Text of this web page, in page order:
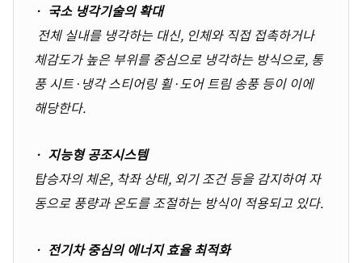
· 국소 냉각기술의 확대
전체 실내를 냉각하는 대신, 인체와 직접 접촉하거나
체감도가 높은 부위를 중심으로 냉각하는 방식으로, 통
풍 시트·냉각 스티어링 휠·도어 트림 송풍 등이 이에
해당한다.
· 지능형 공조시스템
탑승자의 체온, 착좌 상태, 외기 조건 등을 감지하여 자
동으로 풍량과 온도를 조절하는 방식이 적용되고 있다.
· 전기차 중심의 에너지 효율 최적화